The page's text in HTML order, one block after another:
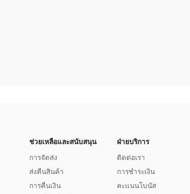
ช่วยเหลือและสนับสนุน
การจัดส่ง
ส่งคืนสินค้า
การคืนเงิน
ฝ่ายบริการ
ติดต่อเรา
การชำระเงิน
คะแนนโบนัส